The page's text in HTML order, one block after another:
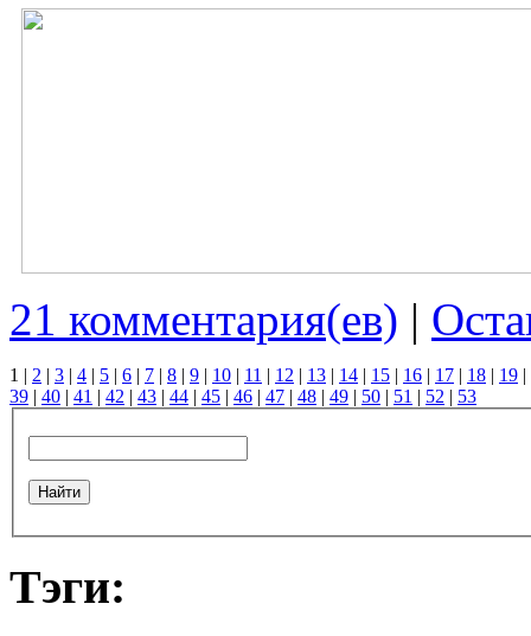
21 комментария(ев) |
1 | 2 | 3 | 4 | 5 | 6 | 7 | 8 | 9 | 10 | 11 | 12 | 13 | 14 | 15 | 16 | 17 | 18 | 19 |
39 | 40 | 41 | 42 | 43 | 44 | 45 | 46 | 47 | 48 | 49 | 50 | 51 | 52 | 53
Тэги: